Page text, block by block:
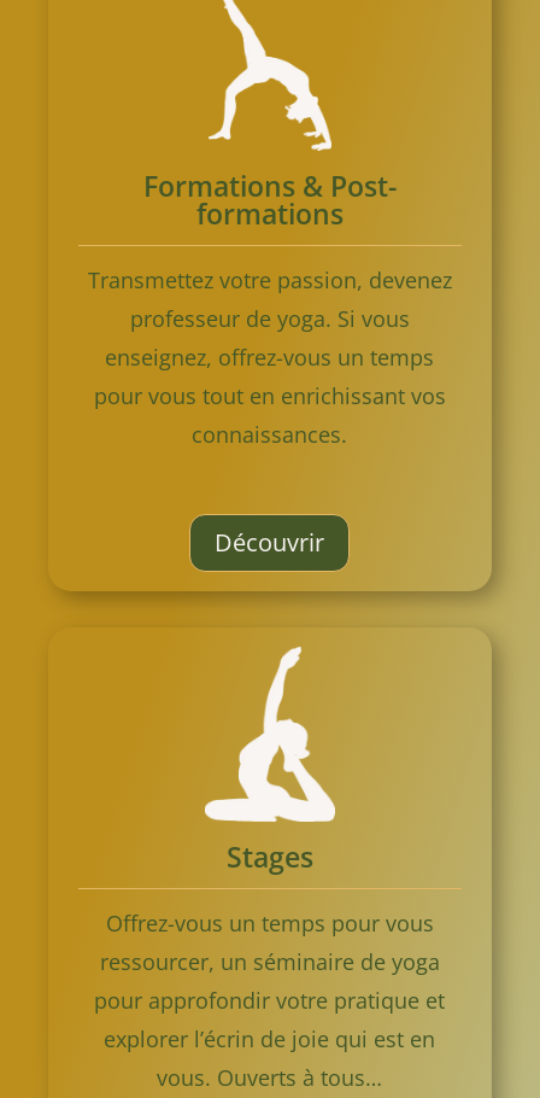
Formations & Post-
formations
Transmettez votre passion, devenez
professeur de yoga. Si vous
enseignez, offrez-vous un temps
pour vous tout en enrichissant vos
connaissances.
Découvrir
Stages
Offrez-vous un temps pour vous
ressourcer, un séminaire de yoga
pour approfondir votre pratique et
explorer l’écrin de joie qui est en
vous. Ouverts à tous…